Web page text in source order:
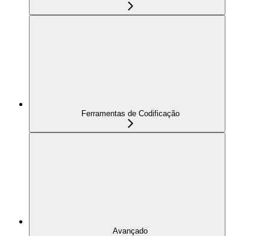
Ferramentas de Codificação
Avançado